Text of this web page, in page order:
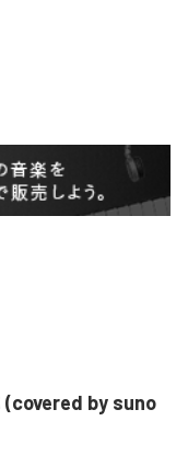
(covered by suno